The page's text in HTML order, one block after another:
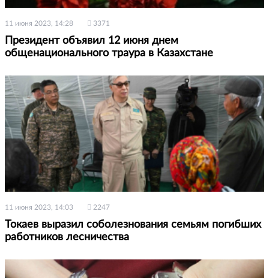
11 июня 2023, 14:28 3371
Президент объявил 12 июня днем
общенационального траура в Казахстане
11 июня 2023, 14:03 2247
Токаев выразил соболезнования семьям погибших
работников лесничества